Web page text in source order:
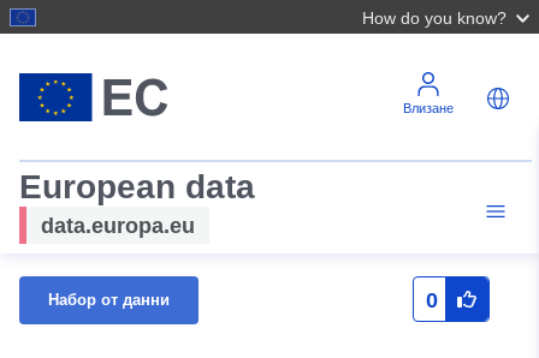
How do you know?
Влизане
European data
data.europa.eu
Набор от данни 0